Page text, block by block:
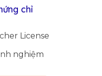
chỉ
License
nghiệm